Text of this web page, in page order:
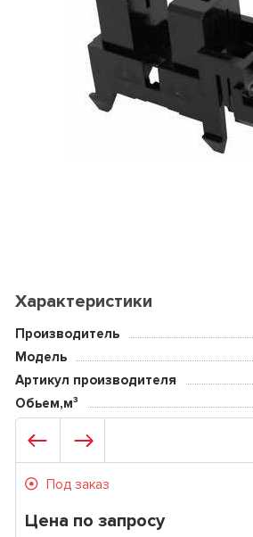
Характеристики
Производитель
Модель
Артикул производителя
Обьем,м³
Под заказ
Цена по запросу